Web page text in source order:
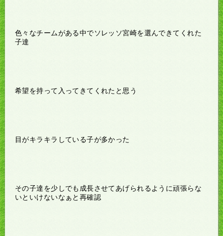
色々なチームがある中でソレッソ宮崎を選んできてくれた
子達
希望を持って入ってきてくれたと思う
目がキラキラしている子が多かった
その子達を少しでも成長させてあげられるように頑張らな
いといけないなぁと再確認